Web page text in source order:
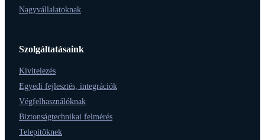
Nagyvállalatoknak
Szolgáltatásaink
Kivitelezés
Egyedi fejlesztés, integrációk
Végfelhasználóknak
Biztonságtechnikai felmérés
Telepítőknek